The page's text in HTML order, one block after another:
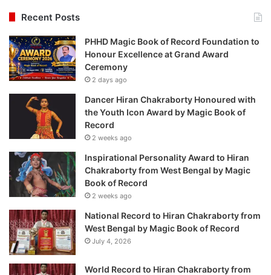
Recent Posts
PHHD Magic Book of Record Foundation to
Honour Excellence at Grand Award
Ceremony
2 days ago
Dancer Hiran Chakraborty Honoured with
the Youth Icon Award by Magic Book of
Record
2 weeks ago
Inspirational Personality Award to Hiran
Chakraborty from West Bengal by Magic
Book of Record
2 weeks ago
National Record to Hiran Chakraborty from
West Bengal by Magic Book of Record
July 4, 2026
World Record to Hiran Chakraborty from